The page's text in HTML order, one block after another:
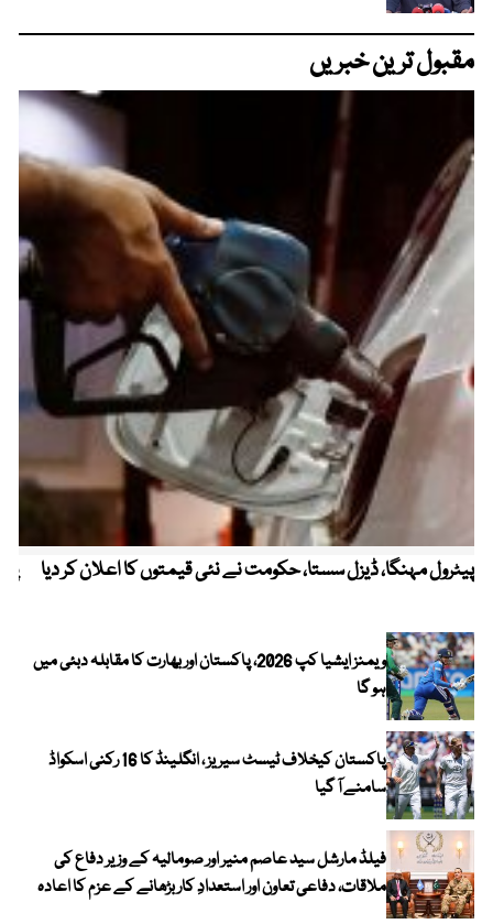
مقبول ترین خبریں
پیٹرول مہنگا، ڈیزل سستا، حکومت نے نئی قیمتوں کا اعلان کر دیا
ویمنز ایشیا کپ 2026، پاکستان اور بھارت کا مقابلہ دبئی میں
ہو گا
پاکستان کیخلاف ٹیسٹ سیریز ، انگلینڈ کا 16 رکنی اسکواڈ
سامنے آ گیا
فیلڈ مارشل سید عاصم منیر اور صومالیہ کے وزیر دفاع کی
ملاقات، دفاعی تعاون اور استعدادِ کار بڑھانے کے عزم کا اعادہ